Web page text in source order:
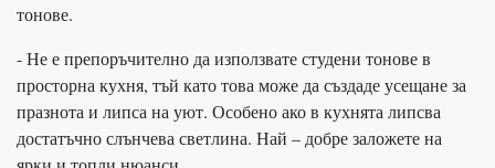
тонове.
- Не е препоръчително да използвате студени тонове в
просторна кухня, тъй като това може да създаде усещане за
празнота и липса на уют. Особено ако в кухнята липсва
достатъчно слънчева светлина. Най – добре заложете на